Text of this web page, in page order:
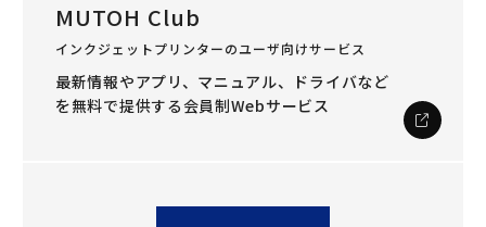
MUTOH Club
インクジェットプリンターのユーザ向けサービス
最新情報やアプリ、マニュアル、ドライバなど
を無料で提供する会員制Webサービス